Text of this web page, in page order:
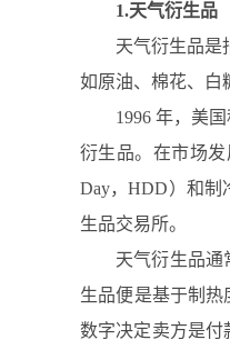
1.天气衍生品
天气衍生品是
如原油、棉花、白
1996 年，美
衍生品。在市场
Day，HDD）和制
生品交易所。
天气衍生品通
生品便是基于制
数字决定卖方是付